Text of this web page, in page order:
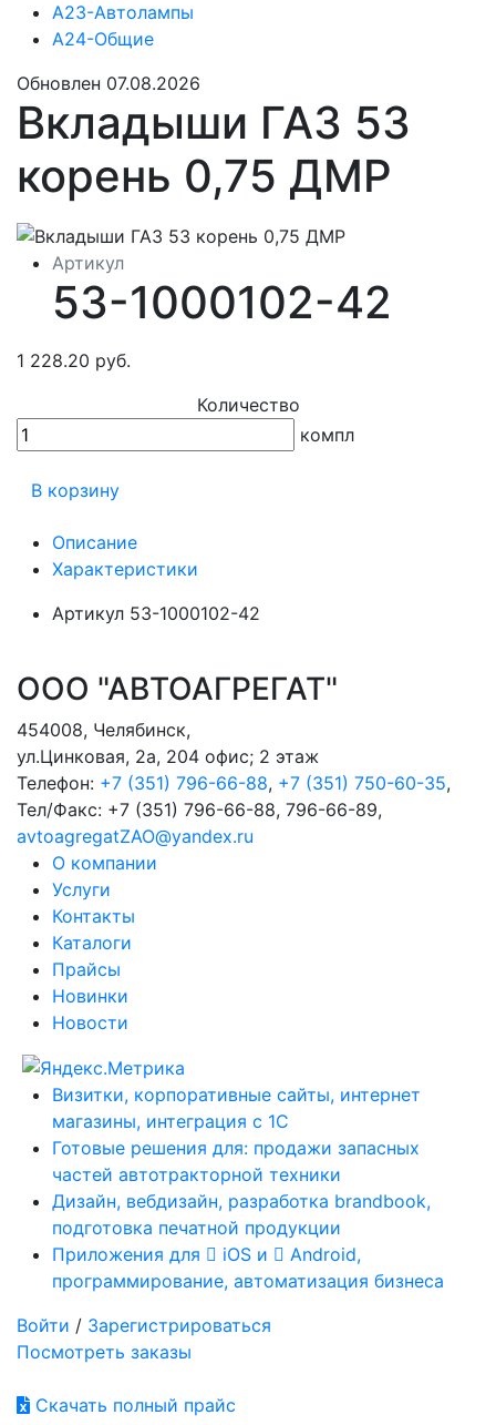
А23-Автолампы
А24-Общие
Обновлен 07.08.2026
Вкладыши ГАЗ 53
корень 0,75 ДМР
Артикул
53-1000102-42
1 228.20 руб.
Количество
компл
В корзину
Описание
Характеристики
Артикул 53-1000102-42
ООО "АВТОАГРЕГАТ"
454008, Челябинск,
ул.Цинковая, 2а, 204 офис; 2 этаж
Телефон: +7 (351) 796-66-88, +7 (351) 750-60-35,
Тел/Факс: +7 (351) 796-66-88, 796-66-89,
avtoagregatZAO@yandex.ru
О компании
Услуги
Контакты
Каталоги
Прайсы
Новинки
Новости
Визитки, корпоративные сайты, интернет
магазины, интеграция с 1С
Готовые решения для: продажи запасных
частей автотракторной техники
Дизайн, вебдизайн, разработка brandbook,
подготовка печатной продукции
Приложения для
iOS и
Android,
программирование, автоматизация бизнеса
Войти / Зарегистрироваться
Посмотреть заказы
Скачать полный прайс